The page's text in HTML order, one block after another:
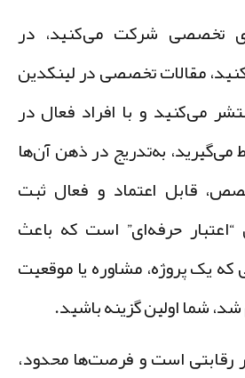
شرکت می‌کنید، در
مقالات تخصصی در لینکدین
می‌کنید و با افراد فعال در
به‌تدریج در ذهن آن‌ها
قابل اعتماد و فعال ثبت
حرفه‌ای” است که باعث
پروژه، مشاوره یا موقعیت
اولین گزینه باشید.
است و فرصت‌ها محدود،